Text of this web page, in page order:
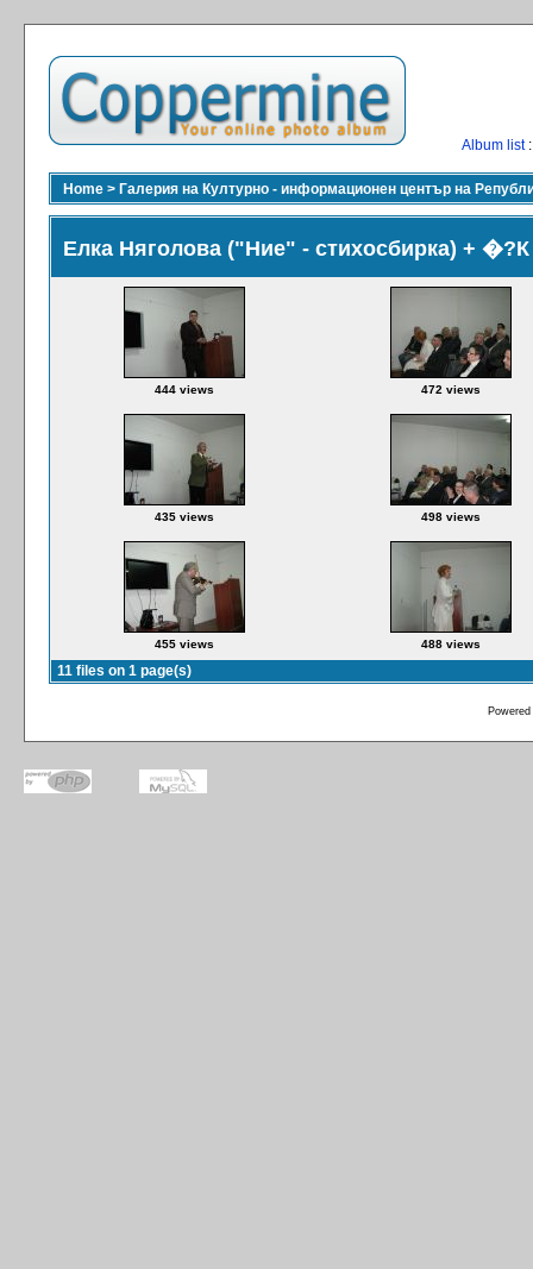
Album list
Home > Галерия на Културно - информационен център на
Елка Няголова ("Ние" - стихосбирка) +
444 views 472 views
435 views 498 views
455 views 488 views
11 files on 1 page(s)